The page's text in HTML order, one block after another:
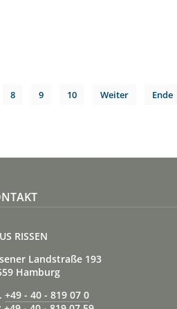
8 9 10 Weiter Ende
RISSEN
Landstraße 193
Hamburg
+49 - 40 - 819 07 0